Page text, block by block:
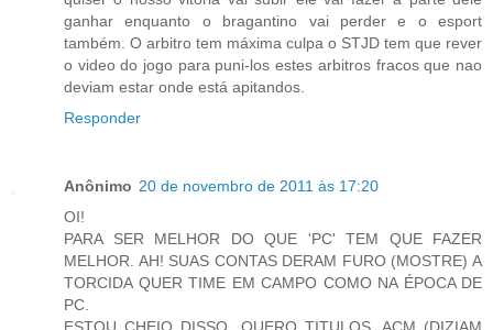
ganhar enquanto o bragantino vai perder e o esport
também. O arbitro tem máxima culpa o STJD tem que rever
o video do jogo para puni-los estes arbitros fracos que nao
deviam estar onde está apitandos.
Responder
Anônimo 20 de novembro de 2011 às 17:20
OI!
PARA SER MELHOR DO QUE 'PC' TEM QUE FAZER
MELHOR. AH! SUAS CONTAS DERAM FURO (MOSTRE) A
TORCIDA QUER TIME EM CAMPO COMO NA ÉPOCA DE
PC.